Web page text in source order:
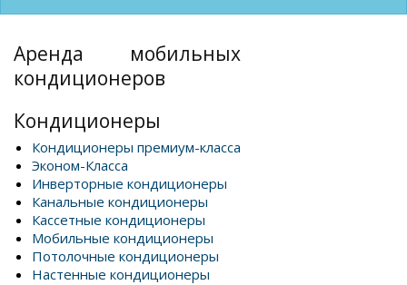
Аренда мобильных
кондиционеров
Кондиционеры
Кондиционеры премиум-класса
Эконом-Класса
Инверторные кондиционеры
Канальные кондиционеры
Кассетные кондиционеры
Мобильные кондиционеры
Потолочные кондиционеры
Настенные кондиционеры